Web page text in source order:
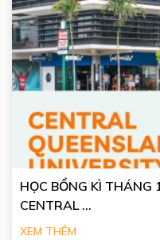
HỌC BỔNG KÌ THÁNG
CENTRAL ...
XEM THÊM